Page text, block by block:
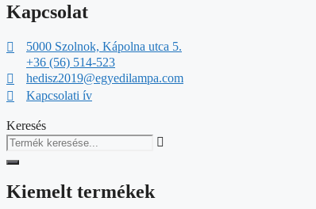
Kapcsolat
5000 Szolnok, Kápolna utca 5.
+36 (56) 514-523
hedisz2019@egyedilampa.com
Kapcsolati ív
Keresés
Kiemelt termékek